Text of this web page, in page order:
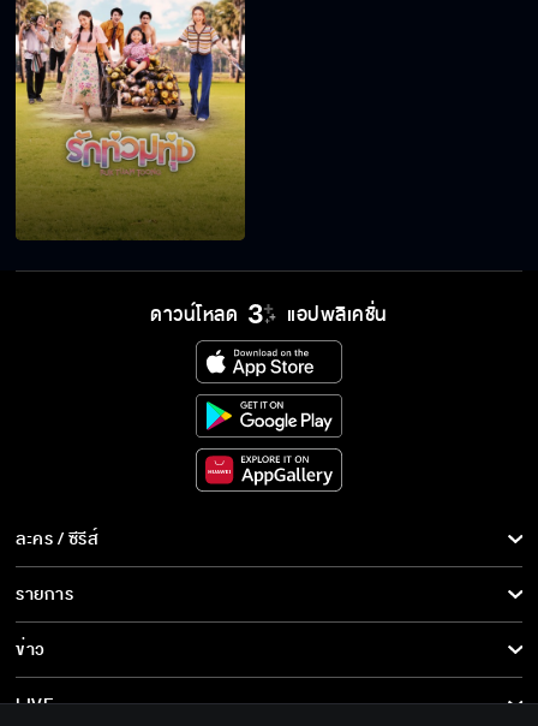
ต่อให้รวยแค่ไหน ฉันก็ไม่เอาเป็นลูกสะใภ้หรอก
ออกไปจากชีวิตมานะซะ ไม่งั้นแกตาย
พูดขนาดนี้ หวั่นไหวบ้างหรือเปล่า
ฉันขอท้าแข่งปีนต้นตาล กล้ามั้ยล่ะ
ไม่ว่าคำตอบเป็นยังไง ฉันจะตามใจทุกอย่าง
ดาวน์โหลด แอปพลิเคชั่น
ละคร / ซีรีส์
ละคร/ซีรีส์
ซีรีส์นานาชาติ
การ์ตูน & เกม
รายการ
รายการทั้งหมด
ข่าว
ข่าวทั้งหมด
LIVE